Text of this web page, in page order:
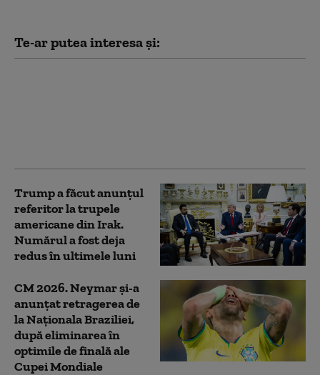
Te-ar putea interesa și:
Trump a făcut anunțul
referitor la trupele
americane din Irak.
Numărul a fost deja
redus în ultimele luni
CM 2026. Neymar și-a
anunțat retragerea de
la Naționala Braziliei,
după eliminarea în
optimile de finală ale
Cupei Mondiale